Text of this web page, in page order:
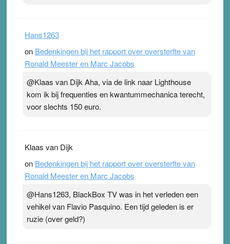
Hans1263
on Bedenkingen bij het rapport over oversterfte van
Ronald Meester en Marc Jacobs
@Klaas van Dijk Aha, via de link naar Lighthouse
kom ik bij frequenties en kwantummechanica terecht,
voor slechts 150 euro.
Klaas van Dijk
on Bedenkingen bij het rapport over oversterfte van
Ronald Meester en Marc Jacobs
@Hans1263, BlackBox TV was in het verleden een
vehikel van Flavio Pasquino. Een tijd geleden is er
ruzie (over geld?)